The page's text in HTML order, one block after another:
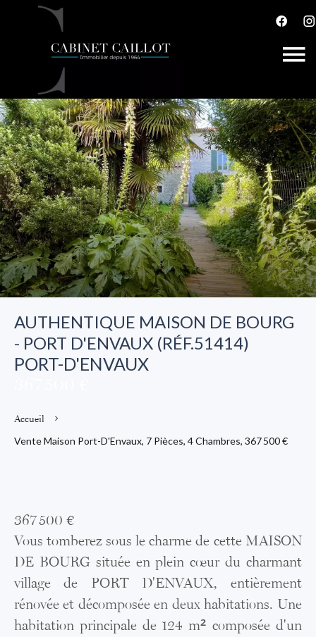
AUTHENTIQUE MAISON DE BOURG
- PORT D'ENVAUX (RÉF.51414)
PORT-D'ENVAUX
Accueil
Vente Maison Port-D'Envaux, 7 Pièces, 4 Chambres, 367 500 €
367 500 €
Vous tomberez sous le charme de cette MAISON
DE BOURG située en plein cœur du charmant
village de PORT D'ENVAUX, entièrement
rénovée et décomposée en deux habitations. Une
habitation principale de 124 m² composée d'un